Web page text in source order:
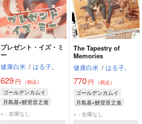
プレゼント・イズ・ミ
ー
健康白米 / はる子。
629 円 （税込）
ゴールデンカムイ
月島基×鯉登音之進
月島基
鯉登音之進
×：在庫なし
The Tapestry of
Memories
健康白米 / はる子。
770円 （税込）
ゴールデンカムイ
月島基×鯉登音之進
月島基
鯉登音之進
×：在庫なし